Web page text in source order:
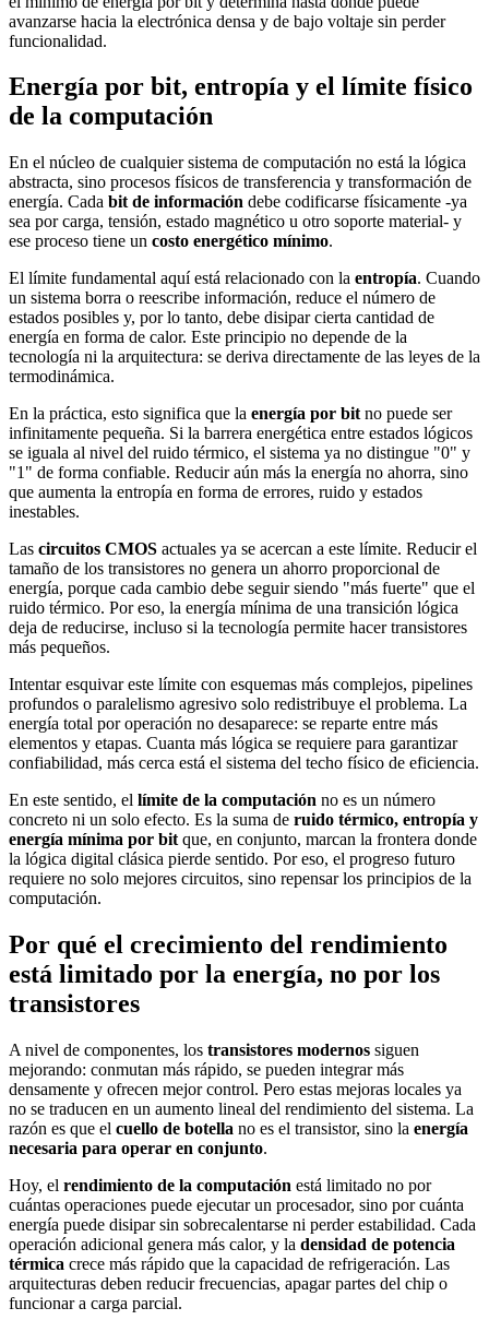
avanzarse hacia la electrónica densa y de bajo voltaje sin perder
funcionalidad.
Energía por bit, entropía y el límite físico
de la computación
En el núcleo de cualquier sistema de computación no está la lógica
abstracta, sino procesos físicos de transferencia y transformación de
energía. Cada bit de información debe codificarse físicamente -ya
sea por carga, tensión, estado magnético u otro soporte material- y
ese proceso tiene un costo energético mínimo.
El límite fundamental aquí está relacionado con la entropía. Cuando
un sistema borra o reescribe información, reduce el número de
estados posibles y, por lo tanto, debe disipar cierta cantidad de
energía en forma de calor. Este principio no depende de la
tecnología ni la arquitectura: se deriva directamente de las leyes de la
termodinámica.
En la práctica, esto significa que la energía por bit no puede ser
infinitamente pequeña. Si la barrera energética entre estados lógicos
se iguala al nivel del ruido térmico, el sistema ya no distingue "0" y
"1" de forma confiable. Reducir aún más la energía no ahorra, sino
que aumenta la entropía en forma de errores, ruido y estados
inestables.
Las circuitos CMOS actuales ya se acercan a este límite. Reducir el
tamaño de los transistores no genera un ahorro proporcional de
energía, porque cada cambio debe seguir siendo "más fuerte" que el
ruido térmico. Por eso, la energía mínima de una transición lógica
deja de reducirse, incluso si la tecnología permite hacer transistores
más pequeños.
Intentar esquivar este límite con esquemas más complejos, pipelines
profundos o paralelismo agresivo solo redistribuye el problema. La
energía total por operación no desaparece: se reparte entre más
elementos y etapas. Cuanta más lógica se requiere para garantizar
confiabilidad, más cerca está el sistema del techo físico de eficiencia.
En este sentido, el límite de la computación no es un número
concreto ni un solo efecto. Es la suma de ruido térmico, entropía y
energía mínima por bit que, en conjunto, marcan la frontera donde
la lógica digital clásica pierde sentido. Por eso, el progreso futuro
requiere no solo mejores circuitos, sino repensar los principios de la
computación.
Por qué el crecimiento del rendimiento
está limitado por la energía, no por los
transistores
A nivel de componentes, los transistores modernos siguen
mejorando: conmutan más rápido, se pueden integrar más
densamente y ofrecen mejor control. Pero estas mejoras locales ya
no se traducen en un aumento lineal del rendimiento del sistema. La
razón es que el cuello de botella no es el transistor, sino la energía
necesaria para operar en conjunto.
Hoy, el rendimiento de la computación está limitado no por
cuántas operaciones puede ejecutar un procesador, sino por cuánta
energía puede disipar sin sobrecalentarse ni perder estabilidad. Cada
operación adicional genera más calor, y la densidad de potencia
térmica crece más rápido que la capacidad de refrigeración. Las
arquitecturas deben reducir frecuencias, apagar partes del chip o
funcionar a carga parcial.